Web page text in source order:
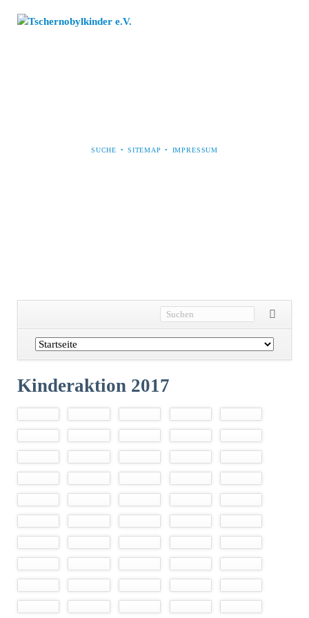
NAVIGATION
SUCHE SITEMAP IMPRESSUM
Navigation
überspringen
Kinderaktion 2017